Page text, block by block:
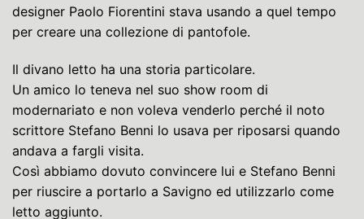
designer Paolo Fiorentini stava usando a quel tempo
per creare una collezione di pantofole.
Il divano letto ha una storia particolare.
Un amico lo teneva nel suo show room di
modernariato e non voleva venderlo perché il noto
scrittore Stefano Benni lo usava per riposarsi quando
andava a fargli visita.
Così abbiamo dovuto convincere lui e Stefano Benni
per riuscire a portarlo a Savigno ed utilizzarlo come
letto aggiunto.